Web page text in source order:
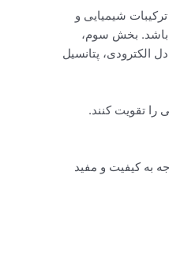
شیمیایی و
بخش سوم،
الکترودی، پتانسیل
تقویت کنند.
به کیفیت و مفید